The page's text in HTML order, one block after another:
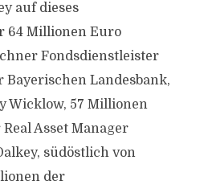
auf dieses
64 Millionen Euro
Fondsdienstleister
Bayerischen Landesbank,
Wicklow, 57 Millionen
Asset Manager
südöstlich von
der